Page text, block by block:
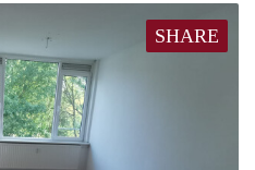
SHARE